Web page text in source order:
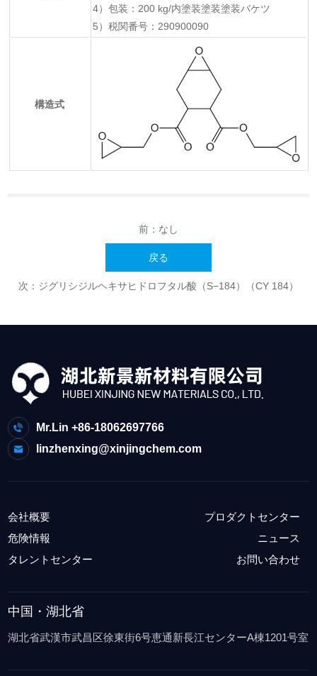
4）包装：200 kg/内塗装塗装塗装バケツ
5）税関番号：290900090
構造式
前：なし
戻る
次： ジグリシジルヘキサヒドロフタル酸（S−184）（CY 184）
Mr.Lin +86-18062697766
linzhenxing@xinjingchem.com
会社概要
プロダクトセンター
危険情報
ニュース
タレントセンター
お問い合わせ
中国・湖北省
湖北省武漢市武昌区徐東街6号恵通新長江センターA棟1201号室